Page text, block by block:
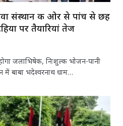
संस्थान की ओर से पांच से छह
पर तैयारियां तेज
जलाभिषेक, निःशुल्क भोजन-पानी
में बाबा भदेश्वरनाथ धाम…